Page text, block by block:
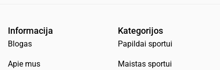
Informacija
Blogas
Apie mus
Kategorijos
Papildai sportui
Maistas sportui